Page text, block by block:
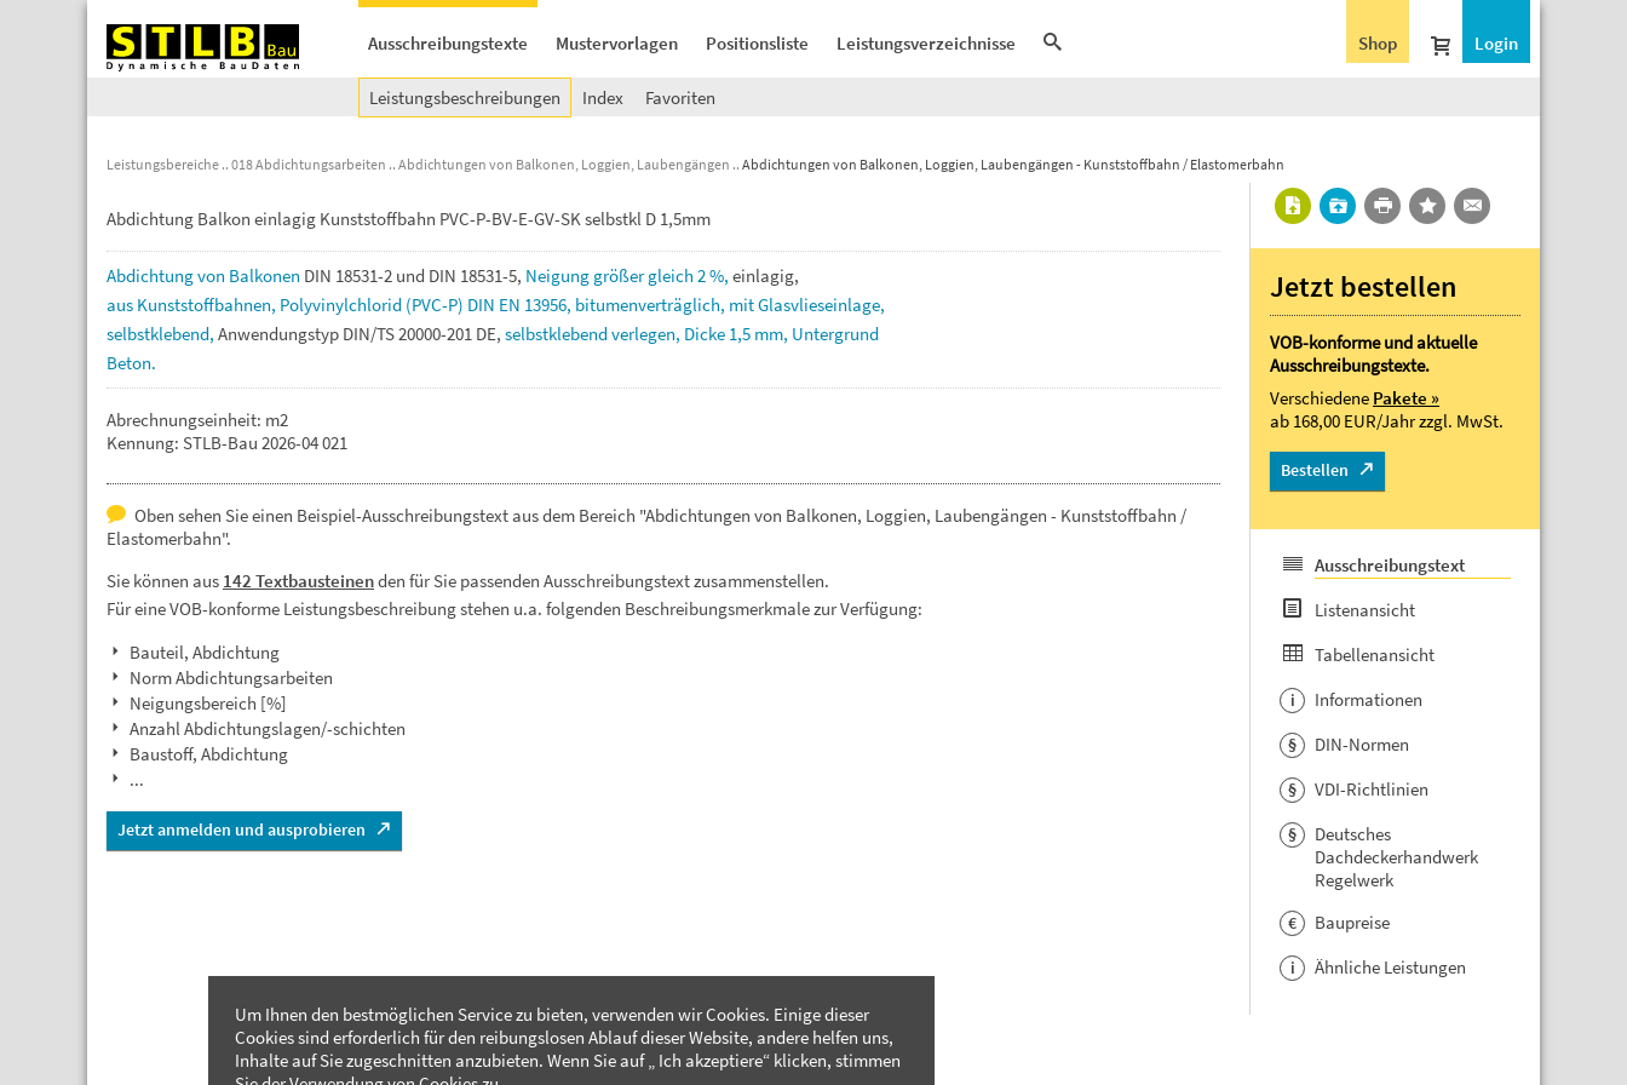
Ausschreibungstexte Mustervorlagen Positionsliste Leistungsverzeichnisse Login
Shop
Leistungsbeschreibungen Index Favoriten
Leistungsbereiche 018 Abdichtungsarbeiten Abdichtungen von Balkonen, Loggien, Laubengängen Abdichtungen von Balkonen, Loggien, Laubengängen - Kunststoffbahn / Elastomerbahn
Abdichtung Balkon einlagig Kunststoffbahn PVC-P-BV-E-GV-SK selbstkl D 1,5mm
Abdichtungvon Balkonen DIN 18531-2 und DIN 18531-5, Neigung größergleich 2%, einlagig,
aus Kunststoffbahnen, Polyvinylchlorid (PVC-P) DIN EN 13956, bitumenverträglich, mitGlasvlieseinlage,
selbstklebend, Anwendungstyp DIN/TS20000-201 DE, selbstklebendverlegen, Dicke 1,5 mm, Untergrund
Beton.
Abrechnungseinheit: m2
Kennung: STLB-Bau 2026-04 021
Oben sehen Sie einen Beispiel-Ausschreibungstext aus dem Bereich "Abdichtungen von Balkonen, Loggien, Laubengängen - Kunststoffbahn /
Elastomerbahn".
Sie können aus 142 Textbausteinenden für Sie passenden Ausschreibungstext zusammenstellen.
Für eine VOB-konforme Leistungsbeschreibung stehen u.a. folgenden Beschreibungsmerkmale zur Verfügung:
Bauteil, Abdichtung
Norm Abdichtungsarbeiten
Neigungsbereich [%]
Anzahl Abdichtungslagen/-schichten
Baustoff, Abdichtung
...
Jetzt anmelden und ausprobieren
Jetzt bestellen
VOB-konforme und aktuelle
Ausschreibungstexte.
Verschiedene Pakete »
ab 168,00 EUR/Jahrzzgl. MwSt.
Bestellen
Ausschreibungstext
Listenansicht
Tabellenansicht
i Informationen
§ DIN-Normen
§ VDI-Richtlinien
§
Deutsches
Dachdeckerhandwerk
Regelwerk
€ Baupreise
i Ähnliche Leistungen
Um Ihnen den bestmöglichen Service zu bieten, verwenden wir Cookies. Einige dieser
Cookies sind erforderlich für den reibungslosen Ablauf dieser Website, andere helfen uns,
Inhalte auf Sie zugeschnitten anzubieten. Wenn Sie auf „ Ich akzeptiere“ klicken, stimmen